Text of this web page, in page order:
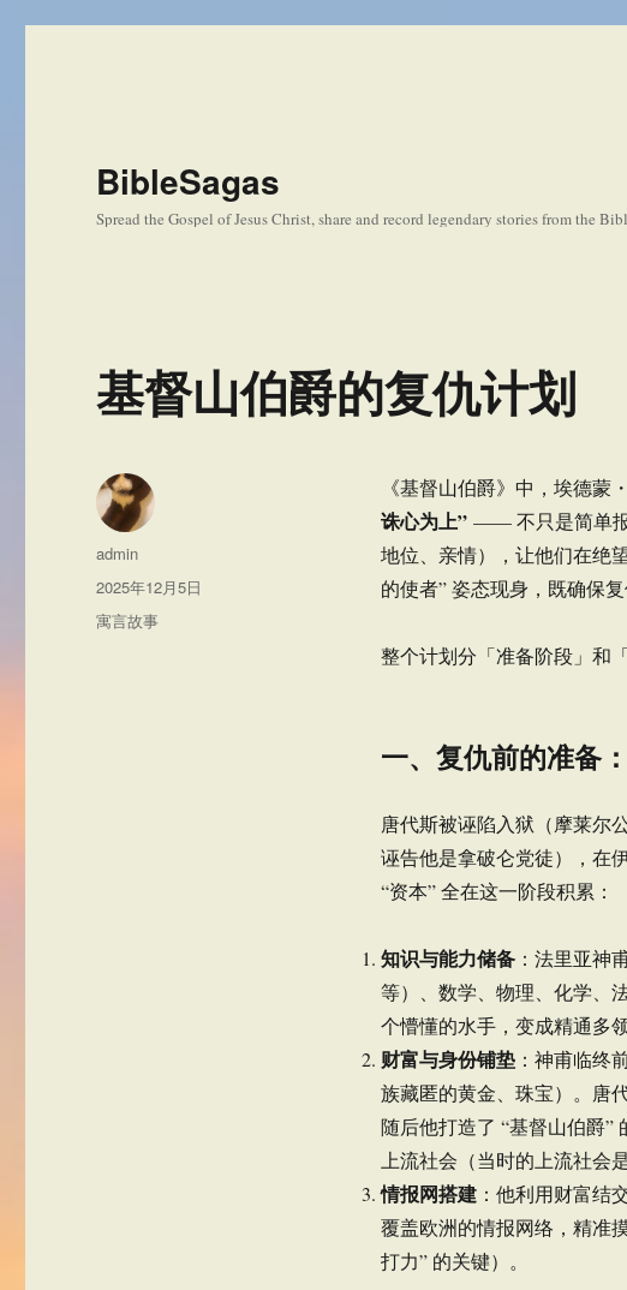
BibleSagas
Spread the Gospel of Jesus Christ, share and record legendary stories from the
基督山伯爵的复仇计划
《基督山伯爵》中，埃德蒙
诛心为上”—— 不只是简单报
地位、亲情），让他们在绝
的使者” 姿态现身，既确保
整个计划分「准备阶段」和
一、复仇前的准备
唐代斯被诬陷入狱（摩莱尔
诬告他是拿破仑党徒），在
“资本” 全在这一阶段积累：
知识与能力储备：法里亚神
等）、数学、物理、化学、
个懵懂的水手，变成精通多
财富与身份铺垫：神甫临终
族藏匿的黄金、珠宝）。唐
随后他打造了 “基督山伯爵”
上流社会（当时的上流社会
情报网搭建：他利用财富结
覆盖欧洲的情报网络，精准
打力” 的关键）。
作
者
admin
发
布
于
2025年12月5日
分
寓言故事